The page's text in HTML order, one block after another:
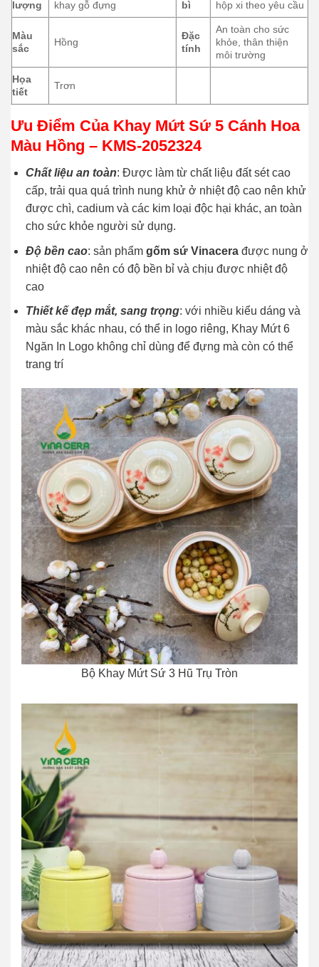
lượng khay gỗ đựng bì hộp xi theo yêu cầu
Màu
sắc
Hồng
Đặc
tính
An toàn cho sức
khỏe, thân thiện
môi trường
Họa
tiết
Trơn
Ưu Điểm Của Khay Mứt Sứ 5 Cánh Hoa
Màu Hồng – KMS-2052324
Chất liệu an toàn: Được làm từ chất liệu đất sét cao
cấp, trải qua quá trình nung khử ở nhiệt độ cao nên khử
được chì, cadium và các kim loại độc hại khác, an toàn
cho sức khỏe người sử dụng.
Độ bền cao: sản phẩm gốm sứ Vinacerađược nung ở
nhiệt độ cao nên có độ bền bỉ và chịu được nhiệt độ
cao
Thiết kế đẹp mắt, sang trọng: với nhiều kiểu dáng và
màu sắc khác nhau, có thể in logo riêng, Khay Mứt 6
Ngăn In Logo không chỉ dùng để đựng mà còn có thể
trang trí
Bộ Khay Mứt Sứ 3 Hũ Trụ Tròn